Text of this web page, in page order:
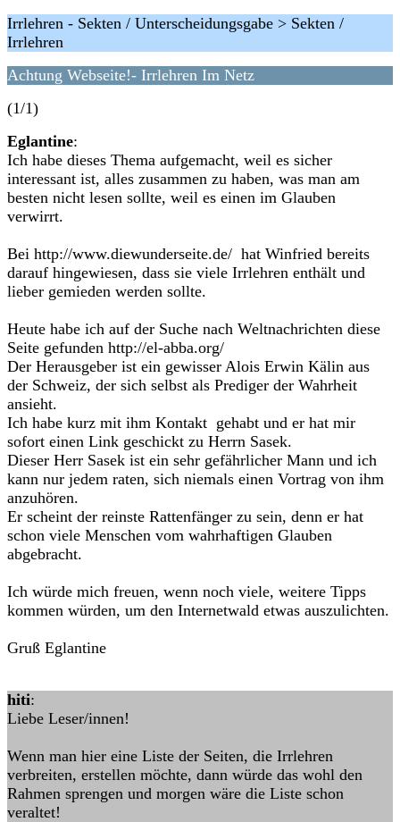
Irrlehren - Sekten / Unterscheidungsgabe > Sekten /
Irrlehren
Achtung Webseite!- Irrlehren Im Netz
(1/1)
Eglantine:
Ich habe dieses Thema aufgemacht, weil es sicher
interessant ist, alles zusammen zu haben, was man am
besten nicht lesen sollte, weil es einen im Glauben
verwirrt.
Bei http://www.diewunderseite.de/ hat Winfried bereits
darauf hingewiesen, dass sie viele Irrlehren enthält und
lieber gemieden werden sollte.
Heute habe ich auf der Suche nach Weltnachrichten diese
Seite gefunden http://el-abba.org/
Der Herausgeber ist ein gewisser Alois Erwin Kälin aus
der Schweiz, der sich selbst als Prediger der Wahrheit
ansieht.
Ich habe kurz mit ihm Kontakt gehabt und er hat mir
sofort einen Link geschickt zu Herrn Sasek.
Dieser Herr Sasek ist ein sehr gefährlicher Mann und ich
kann nur jedem raten, sich niemals einen Vortrag von ihm
anzuhören.
Er scheint der reinste Rattenfänger zu sein, denn er hat
schon viele Menschen vom wahrhaftigen Glauben
abgebracht.
Ich würde mich freuen, wenn noch viele, weitere Tipps
kommen würden, um den Internetwald etwas auszulichten.
Gruß Eglantine
hiti:
Liebe Leser/innen!
Wenn man hier eine Liste der Seiten, die Irrlehren
verbreiten, erstellen möchte, dann würde das wohl den
Rahmen sprengen und morgen wäre die Liste schon
veraltet!